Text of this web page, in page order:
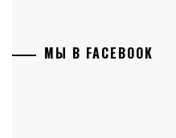
МЫ В FACEBOOK